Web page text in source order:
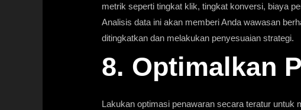
metrik seperti tingkat klik, tingkat konversi, biaya
Analisis data ini akan memberi Anda wawasan
ditingkatkan dan melakukan penyesuaian strategi.
8. Optimalkan
Lakukan optimasi penawaran secara teratur untuk